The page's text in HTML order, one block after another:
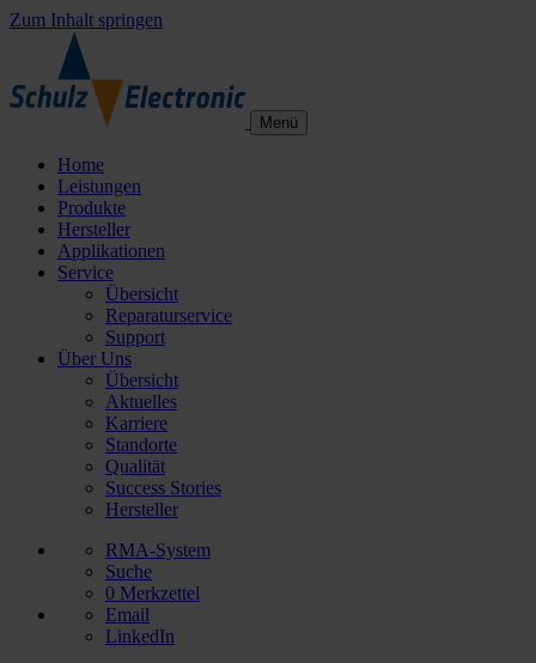
Zum Inhalt springen
Menü
Home
Leistungen
Produkte
Hersteller
Applikationen
Service
Übersicht
Reparaturservice
Support
Über Uns
Übersicht
Aktuelles
Karriere
Standorte
Qualität
Success Stories
Hersteller
RMA-System
Suche
0 Merkzettel
Email
LinkedIn